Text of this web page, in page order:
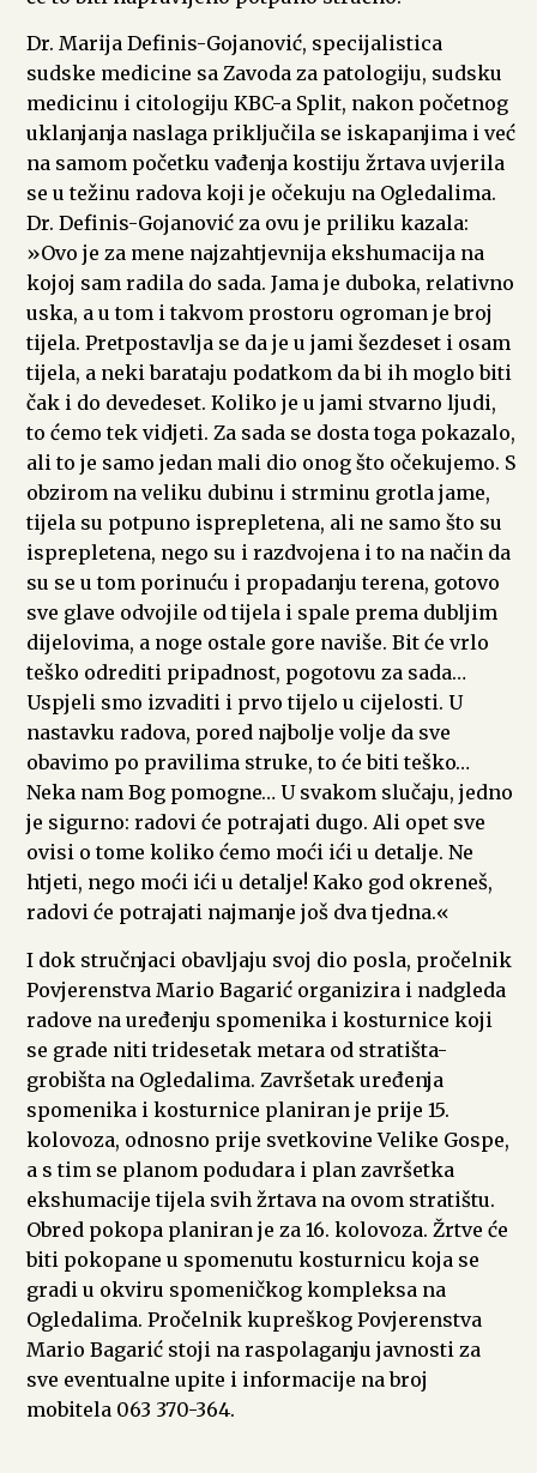
Dr. Marija Definis-Gojanović, specijalistica
sudske medicine sa Zavoda za patologiju, sudsku
medicinu i citologiju KBC-a Split, nakon početnog
uklanjanja naslaga priključila se iskapanjima i već
na samom početku vađenja kostiju žrtava uvjerila
se u težinu radova koji je očekuju na Ogledalima.
Dr. Definis-Gojanović za ovu je priliku kazala:
»Ovo je za mene najzahtjevnija ekshumacija na
kojoj sam radila do sada. Jama je duboka, relativno
uska, a u tom i takvom prostoru ogroman je broj
tijela. Pretpostavlja se da je u jami šezdeset i osam
tijela, a neki barataju podatkom da bi ih moglo biti
čak i do devedeset. Koliko je u jami stvarno ljudi,
to ćemo tek vidjeti. Za sada se dosta toga pokazalo,
ali to je samo jedan mali dio onog što očekujemo. S
obzirom na veliku dubinu i strminu grotla jame,
tijela su potpuno isprepletena, ali ne samo što su
isprepletena, nego su i razdvojena i to na način da
su se u tom porinuću i propadanju terena, gotovo
sve glave odvojile od tijela i spale prema dubljim
dijelovima, a noge ostale gore naviše. Bit će vrlo
teško odrediti pripadnost, pogotovu za sada…
Uspjeli smo izvaditi i prvo tijelo u cijelosti. U
nastavku radova, pored najbolje volje da sve
obavimo po pravilima struke, to će biti teško…
Neka nam Bog pomogne… U svakom slučaju, jedno
je sigurno: radovi će potrajati dugo. Ali opet sve
ovisi o tome koliko ćemo moći ići u detalje. Ne
htjeti, nego moći ići u detalje! Kako god okreneš,
radovi će potrajati najmanje još dva tjedna.«
I dok stručnjaci obavljaju svoj dio posla, pročelnik
Povjerenstva Mario Bagarić organizira i nadgleda
radove na uređenju spomenika i kosturnice koji
se grade niti tridesetak metara od stratišta-
grobišta na Ogledalima. Završetak uređenja
spomenika i kosturnice planiran je prije 15.
kolovoza, odnosno prije svetkovine Velike Gospe,
a s tim se planom podudara i plan završetka
ekshumacije tijela svih žrtava na ovom stratištu.
Obred pokopa planiran je za 16. kolovoza. Žrtve će
biti pokopane u spomenutu kosturnicu koja se
gradi u okviru spomeničkog kompleksa na
Ogledalima. Pročelnik kupreškog Povjerenstva
Mario Bagarić stoji na raspolaganju javnosti za
sve eventualne upite i informacije na broj
mobitela 063 370-364.